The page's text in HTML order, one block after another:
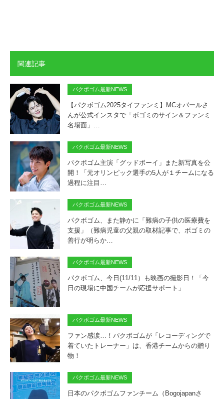
関連記事
パクボゴム最新NEWS
【パクボゴム2025タイファンミ】MCオパールさ
んが公式インスタで「ボゴミのサイン＆ファンミ
名場面」…
パクボゴム最新NEWS
パクボゴム主演「グッドボーイ」また新写真を公
開！「元オリンピック選手の5人が１チームになる
過程に注目…
パクボゴム最新NEWS
パクボゴム、また静かに「難病の子供の医療費を
支援」（難病児童の父親の取材記事で、ボゴミの
善行が明らか…
パクボゴム最新NEWS
パクボゴム、今日(11/11）も映画の撮影日！「今
日の現場に中国チームが応援サポート」
パクボゴム最新NEWS
ファン感涙…！パクボゴムが「レコーディングで
着ていたトレーナー」は、香港チームからの贈り
物！
パクボゴム最新NEWS
日本のパクボゴムファンチーム（Bogojapanさ